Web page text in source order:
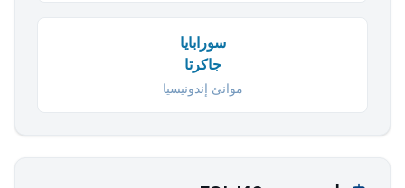
سورابايا
جاكرتا
موانئ إندونيسيا